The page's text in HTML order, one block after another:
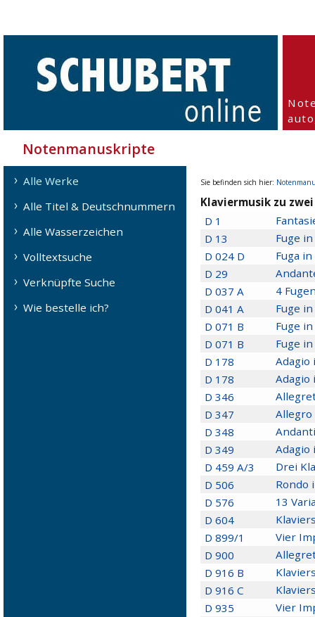
Notenmanuskripte
Alle Werke
Alle Titel & Deutschnummern
Alle Wasserzeichen
Volltextsuche
Verknüpfte Suche
Wie bestelle ich?
Sie befinden sich hier:
Klaviermusik zu
D 1
D 13
Fuge
D 024 D
Fuga in
D 29
D 037 A
4
D 041 A
Fuge
D 071 B
Fuge
D 071 B
Fuge
D 178
Adagio
D 178
Adagio
D 346
D 347
Allegro
D 348
D 349
Adagio
D 459 A/3
Drei
D 506
Rondo
D 576
13
D 604
D 899/1
Vier
D 900
D 916 B
D 916 C
D 935
Vier